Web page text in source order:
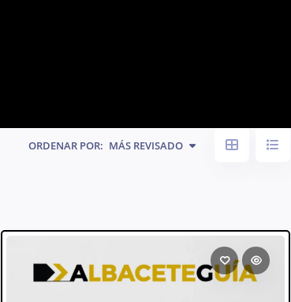
ORDENAR POR: MÁS REVISADO